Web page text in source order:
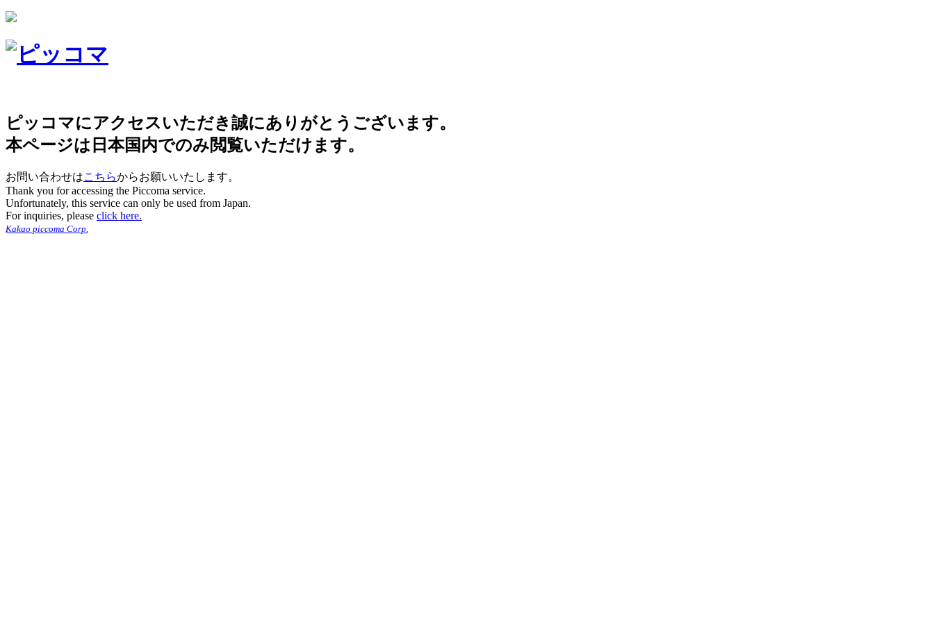
ピッコマにアクセスいただき誠にありがとうございます。
本ページは日本国内でのみ閲覧いただけます。
お問い合わせはこちらからお願いいたします。
Thank you for accessing the Piccoma service.
Unfortunately, this service can only be used from Japan.
For inquiries, please click here.
Kakao piccoma Corp.